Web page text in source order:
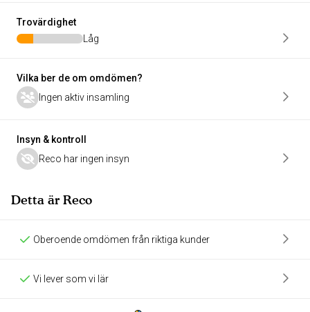
Trovärdighet
Låg
Vilka ber de om omdömen?
Ingen aktiv insamling
Insyn & kontroll
Reco har ingen insyn
Detta är Reco
Oberoende omdömen från riktiga kunder
Vi lever som vi lär